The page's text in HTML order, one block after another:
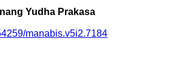
Yudha Prakasa
manabis.v5i2.7184